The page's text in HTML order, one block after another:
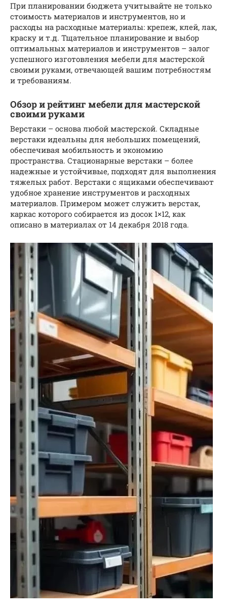
При планировании бюджета учитывайте не только
стоимость материалов и инструментов, но и
расходы на расходные материалы: крепеж, клей, лак,
краску и т.д. Тщательное планирование и выбор
оптимальных материалов и инструментов – залог
успешного изготовления мебели для мастерской
своими руками, отвечающей вашим потребностям
и требованиям.
Обзор и рейтинг мебели для мастерской
своими руками
Верстаки – основа любой мастерской. Складные
верстаки идеальны для небольших помещений,
обеспечивая мобильность и экономию
пространства. Стационарные верстаки – более
надежные и устойчивые, подходят для выполнения
тяжелых работ. Верстаки с ящиками обеспечивают
удобное хранение инструментов и расходных
материалов. Примером может служить верстак,
каркас которого собирается из досок 1×12, как
описано в материалах от 14 декабря 2018 года.